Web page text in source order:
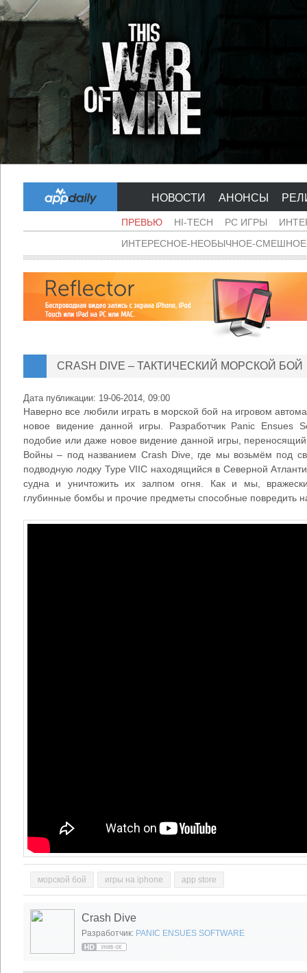
НОВОСТИ АНОНСЫ
ПРЕВЬЮ HI-TECH PC ИГРЫ
ИНТЕРЕСНОЕ-НЕОБЫЧНОЕ-
CRASH DIVE – ТАКТИЧЕСКИЙ МОРСКОЙ БОЙ
Дата публикации: 19-06-2014, 09:00
Наверно все любили играть в морской бой на игровом
новое видение данной игры. Разработчик Panic Ensues
подобие или даже новое видение данной игры,
Войны – под названием Crash Dive, где мы возьмём под
подводную лодку Type VIIC находящийся в Северной
судна и уничтожить их залпом огня. Как и мы,
глубинные бомбы и прочие предметы способные повредить
морской бой игры на iphone app store
Crash Dive
Разработчик: PANIC ENSUES SOFTWARE